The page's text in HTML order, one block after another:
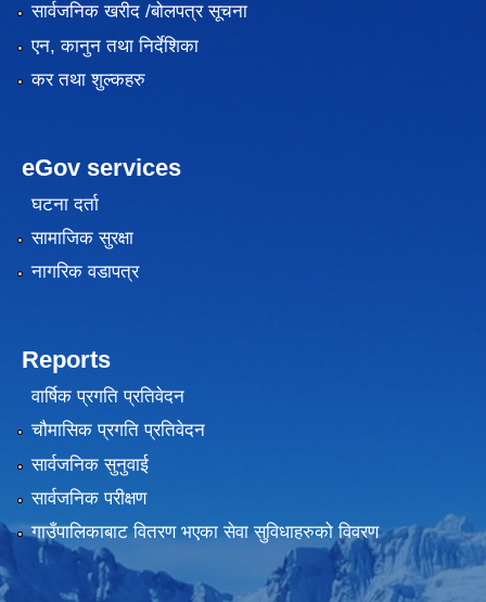
सार्वजनिक खरीद /बोलपत्र सूचना
एन, कानुन तथा निर्देशिका
कर तथा शुल्कहरु
eGov services
घटना दर्ता
सामाजिक सुरक्षा
नागरिक वडापत्र
Reports
वार्षिक प्रगति प्रतिवेदन
चौमासिक प्रगति प्रतिवेदन
सार्वजनिक सुनुवाई
सार्वजनिक परीक्षण
गाउँपालिकाबाट वितरण भएका सेवा सुविधाहरुको विवरण